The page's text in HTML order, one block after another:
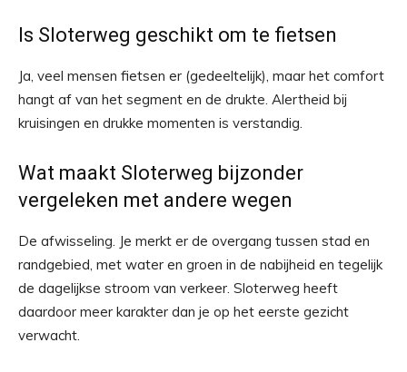
Is Sloterweg geschikt om te fietsen
Ja, veel mensen fietsen er (gedeeltelijk), maar het comfort
hangt af van het segment en de drukte. Alertheid bij
kruisingen en drukke momenten is verstandig.
Wat maakt Sloterweg bijzonder
vergeleken met andere wegen
De afwisseling. Je merkt er de overgang tussen stad en
randgebied, met water en groen in de nabijheid en tegelijk
de dagelijkse stroom van verkeer. Sloterweg heeft
daardoor meer karakter dan je op het eerste gezicht
verwacht.